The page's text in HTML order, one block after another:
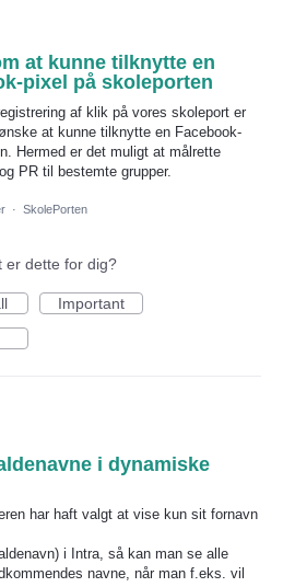
at kunne tilknytte en
pixel på skoleporten
af klik på vores skoleport er
at kunne tilknytte en Facebook-
Hermed er det muligt at målrette
PR til bestemte grupper.
· SkolePorten
er dette for dig?
Important
i dynamiske
har haft valgt at vise kun sit fornavn
i Intra, så kan man se alle
navne, når man f.eks. vil